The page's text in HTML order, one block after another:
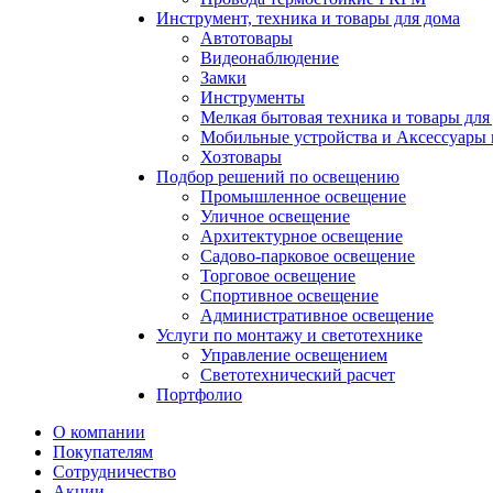
Инструмент, техника и товары для дома
Автотовары
Видеонаблюдение
Замки
Инструменты
Мелкая бытовая техника и товары для
Мобильные устройства и Аксессуары
Хозтовары
Подбор решений по освещению
Промышленное освещение
Уличное освещение
Архитектурное освещение
Садово-парковое освещение
Торговое освещение
Спортивное освещение
Административное освещение
Услуги по монтажу и светотехнике
Управление освещением
Светотехнический расчет
Портфолио
О компании
Покупателям
Сотрудничество